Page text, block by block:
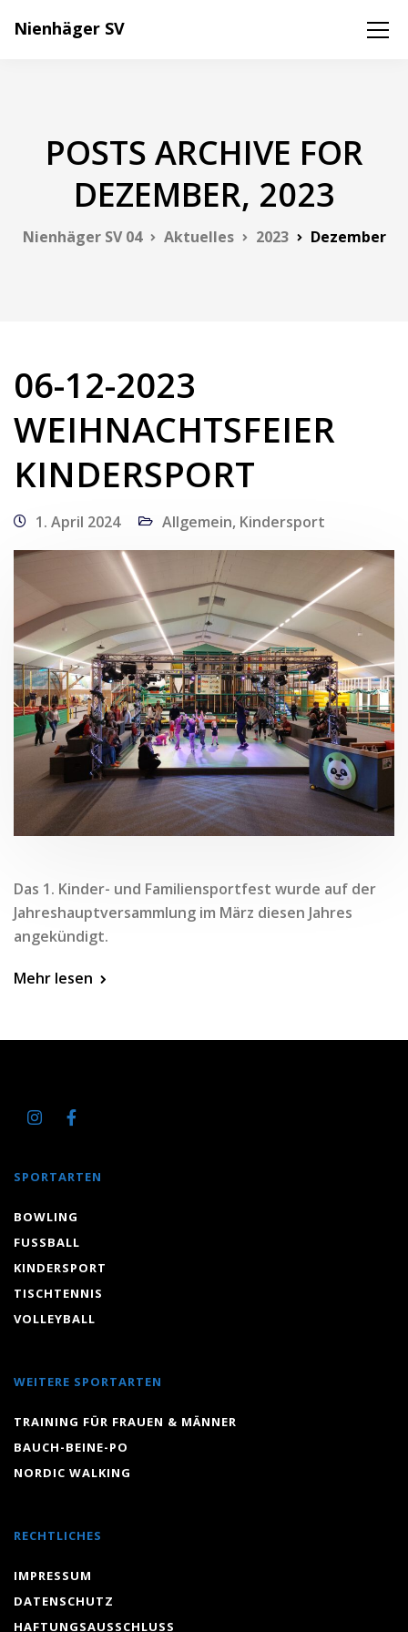
Nienhäger SV
POSTS ARCHIVE FOR
DEZEMBER, 2023
Nienhäger SV 04 Aktuelles 2023 Dezember
06-12-2023
WEIHNACHTSFEIER
KINDERSPORT
1. April 2024 Allgemein, Kindersport
Das 1. Kinder- und Familiensportfest wurde auf der
Jahreshauptversammlung im März diesen Jahres
angekündigt.
Mehr lesen
SPORTARTEN
BOWLING
FUSSBALL
KINDERSPORT
TISCHTENNIS
VOLLEYBALL
WEITERE SPORTARTEN
TRAINING FÜR FRAUEN & MÄNNER
BAUCH-BEINE-PO
NORDIC WALKING
RECHTLICHES
IMPRESSUM
DATENSCHUTZ
HAFTUNGSAUSSCHLUSS